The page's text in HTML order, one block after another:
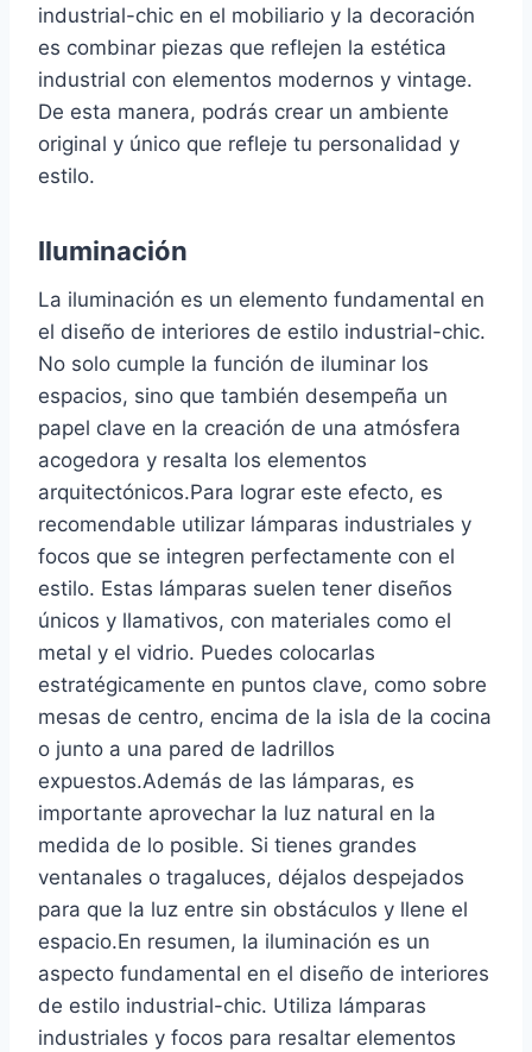
industrial-chic en el mobiliario y la decoración
es combinar piezas que reflejen la estética
industrial con elementos modernos y vintage.
De esta manera, podrás crear un ambiente
original y único que refleje tu personalidad y
estilo.
Iluminación
La iluminación es un elemento fundamental en
el diseño de interiores de estilo industrial-chic.
No solo cumple la función de iluminar los
espacios, sino que también desempeña un
papel clave en la creación de una atmósfera
acogedora y resalta los elementos
arquitectónicos.Para lograr este efecto, es
recomendable utilizar lámparas industriales y
focos que se integren perfectamente con el
estilo. Estas lámparas suelen tener diseños
únicos y llamativos, con materiales como el
metal y el vidrio. Puedes colocarlas
estratégicamente en puntos clave, como sobre
mesas de centro, encima de la isla de la cocina
o junto a una pared de ladrillos
expuestos.Además de las lámparas, es
importante aprovechar la luz natural en la
medida de lo posible. Si tienes grandes
ventanales o tragaluces, déjalos despejados
para que la luz entre sin obstáculos y llene el
espacio.En resumen, la iluminación es un
aspecto fundamental en el diseño de interiores
de estilo industrial-chic. Utiliza lámparas
industriales y focos para resaltar elementos